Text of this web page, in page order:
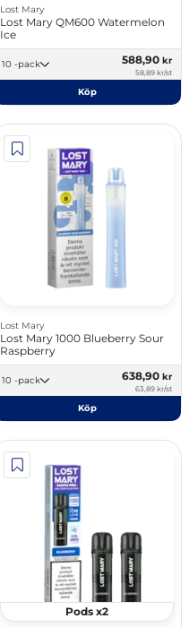
Lost Mary
Lost Mary QM600 Watermelon
Ice
10 -pack 588,90 kr
58,89 kr/st
Köp
Lost Mary
Lost Mary 1000 Blueberry Sour
Raspberry
10 -pack 638,90 kr
63,89 kr/st
Köp
Pods x2